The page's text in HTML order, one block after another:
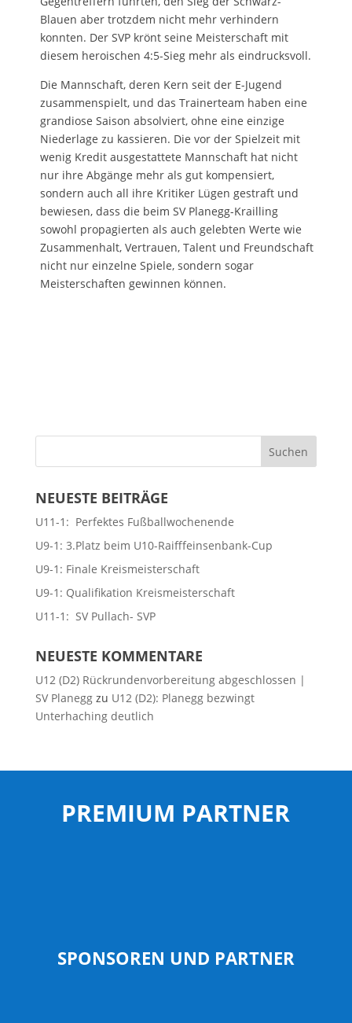
Blauen aber trotzdem nicht mehr verhindern
konnten. Der SVP krönt seine Meisterschaft mit
diesem heroischen 4:5-Sieg mehr als eindrucksvoll.
Die Mannschaft, deren Kern seit der E-Jugend
zusammenspielt, und das Trainerteam haben eine
grandiose Saison absolviert, ohne eine einzige
Niederlage zu kassieren. Die vor der Spielzeit mit
wenig Kredit ausgestattete Mannschaft hat nicht
nur ihre Abgänge mehr als gut kompensiert,
sondern auch all ihre Kritiker Lügen gestraft und
bewiesen, dass die beim SV Planegg-Krailling
sowohl propagierten als auch gelebten Werte wie
Zusammenhalt, Vertrauen, Talent und Freundschaft
nicht nur einzelne Spiele, sondern sogar
Meisterschaften gewinnen können.
NEUESTE BEITRÄGE
U11-1: Perfektes Fußballwochenende
U9-1: 3.Platz beim U10-Raifffeinsenbank-Cup
U9-1: Finale Kreismeisterschaft
U9-1: Qualifikation Kreismeisterschaft
U11-1: SV Pullach- SVP
NEUESTE KOMMENTARE
U12 (D2) Rückrundenvorbereitung abgeschlossen |
SV Planeggzu U12 (D2): Planegg bezwingt
Unterhaching deutlich
PREMIUM PARTNER
SPONSOREN UND PARTNER